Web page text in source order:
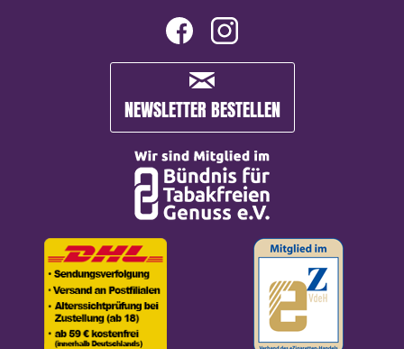
NEWSLETTER BESTELLEN